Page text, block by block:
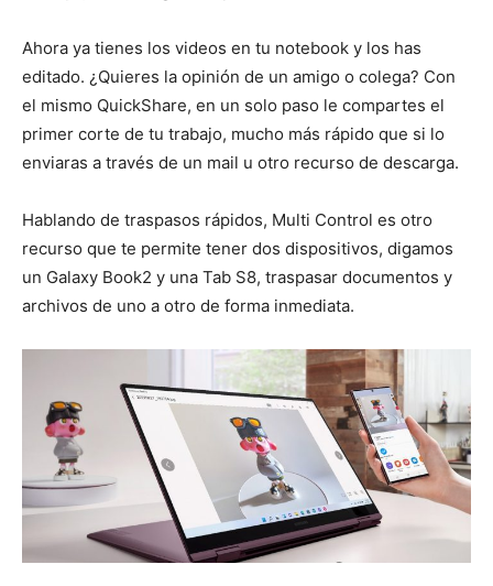
Ahora ya tienes los videos en tu notebook y los has
editado. ¿Quieres la opinión de un amigo o colega? Con
el mismo QuickShare, en un solo paso le compartes el
primer corte de tu trabajo, mucho más rápido que si lo
enviaras a través de un mail u otro recurso de descarga.
Hablando de traspasos rápidos, Multi Control es otro
recurso que te permite tener dos dispositivos, digamos
un Galaxy Book2 y una Tab S8, traspasar documentos y
archivos de uno a otro de forma inmediata.